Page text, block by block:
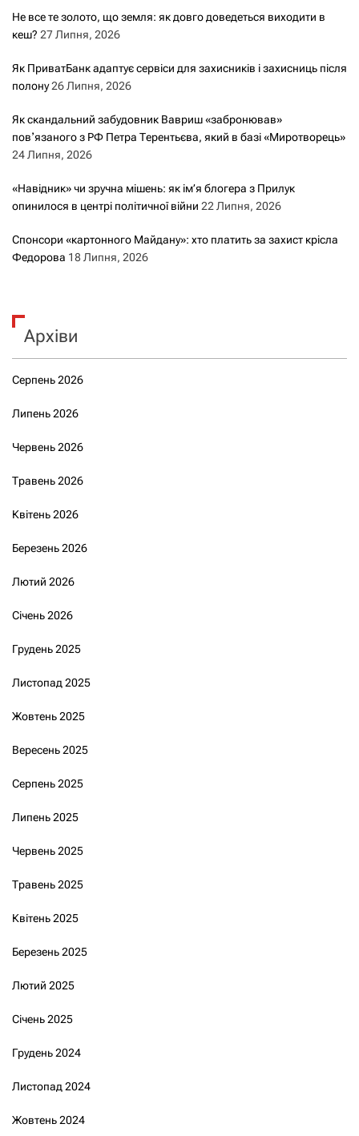
Не все те золото, що земля: як довго доведеться виходити в
кеш? 27 Липня, 2026
Як ПриватБанк адаптує сервіси для захисників і захисниць після
полону26 Липня, 2026
Як скандальний забудовник Вавриш «забронював»
повʼязаного з РФ Петра Терентьєва, який в базі «Миротворець»
24 Липня, 2026
«Навідник» чи зручна мішень: як ім’я блогера з Прилук
опинилося в центрі політичної війни 22 Липня, 2026
Спонсори «картонного Майдану»: хто платить за захист крісла
Федорова 18 Липня, 2026
Архіви
Серпень 2026
Липень 2026
Червень 2026
Травень 2026
Квітень 2026
Березень 2026
Лютий 2026
Січень 2026
Грудень 2025
Листопад 2025
Жовтень 2025
Вересень 2025
Серпень 2025
Липень 2025
Червень 2025
Травень 2025
Квітень 2025
Березень 2025
Лютий 2025
Січень 2025
Грудень 2024
Листопад 2024
Жовтень 2024